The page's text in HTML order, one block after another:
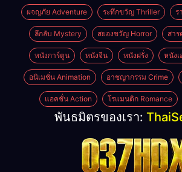
ผจญภัย Adventure ระทึกขวัญ Thriller ร
ลึกลับ Mystery สยองขวัญ Horror สาร
หนังการ์ตูน หนังจีน หนังฝรั่ง หนังเ
อนิเมชั่น Animation อาชญากรรม Crime
แอคชั่น Action โรแมนติก Romance
พันธมิตรของเรา: